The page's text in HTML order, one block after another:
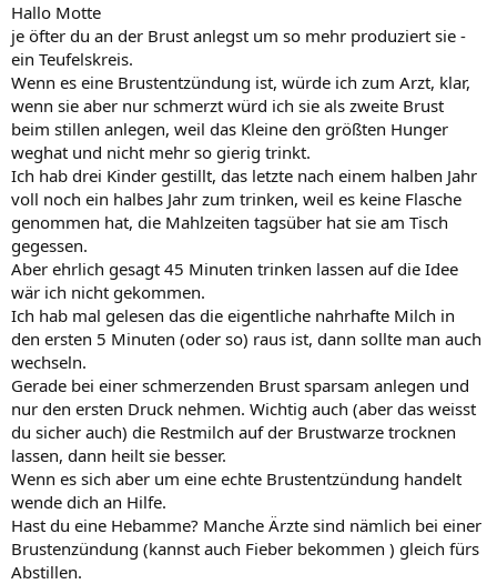
Hallo Motte
je öfter du an der Brust anlegst um so mehr produziert sie -
ein Teufelskreis.
Wenn es eine Brustentzündung ist, würde ich zum Arzt, klar,
wenn sie aber nur schmerzt würd ich sie als zweite Brust
beim stillen anlegen, weil das Kleine den größten Hunger
weghat und nicht mehr so gierig trinkt.
Ich hab drei Kinder gestillt, das letzte nach einem halben Jahr
voll noch ein halbes Jahr zum trinken, weil es keine Flasche
genommen hat, die Mahlzeiten tagsüber hat sie am Tisch
gegessen.
Aber ehrlich gesagt 45 Minuten trinken lassen auf die Idee
wär ich nicht gekommen.
Ich hab mal gelesen das die eigentliche nahrhafte Milch in
den ersten 5 Minuten (oder so) raus ist, dann sollte man auch
wechseln.
Gerade bei einer schmerzenden Brust sparsam anlegen und
nur den ersten Druck nehmen. Wichtig auch (aber das weisst
du sicher auch) die Restmilch auf der Brustwarze trocknen
lassen, dann heilt sie besser.
Wenn es sich aber um eine echte Brustentzündung handelt
wende dich an Hilfe.
Hast du eine Hebamme? Manche Ärzte sind nämlich bei einer
Brustenzündung (kannst auch Fieber bekommen ) gleich fürs
Abstillen.